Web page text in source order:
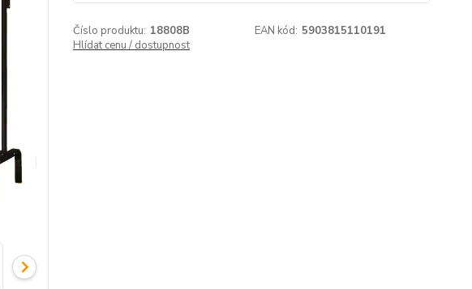
Číslo produktu: 18808B EAN kód: 5903815110191
Hlídat cenu / dostupnost